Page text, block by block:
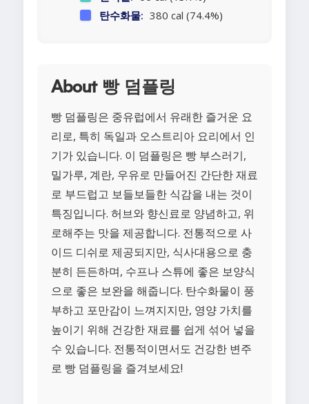
탄수화물: 380 cal (74.4%)
About 빵 덤플링
빵 덤플링은 중유럽에서 유래한 즐거운 요
리로, 특히 독일과 오스트리아 요리에서 인
기가 있습니다. 이 덤플링은 빵 부스러기,
밀가루, 계란, 우유로 만들어진 간단한 재료
로 부드럽고 보들보들한 식감을 내는 것이
특징입니다. 허브와 향신료로 양념하고, 위
로해주는 맛을 제공합니다. 전통적으로 사
이드 디쉬로 제공되지만, 식사대용으로 충
분히 든든하며, 수프나 스튜에 좋은 보양식
으로 좋은 보완을 해줍니다. 탄수화물이 풍
부하고 포만감이 느껴지지만, 영양 가치를
높이기 위해 건강한 재료를 쉽게 섞어 넣을
수 있습니다. 전통적이면서도 건강한 변주
로 빵 덤플링을 즐겨보세요!